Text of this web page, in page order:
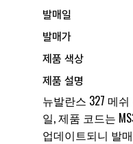
발매일
발매가
제품 색상
제품 설명
뉴발란스 327 메
일, 제품 코드는
업데이트되니 발